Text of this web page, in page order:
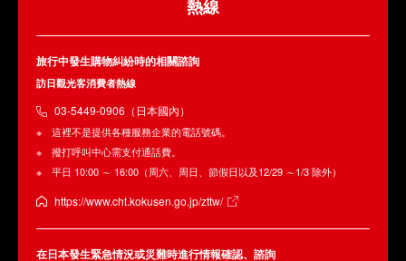
熱線
旅行中發生購物糾紛時的相關諮詢
訪日觀光客消費者熱線
03-5449-0906（日本國內）
這裡不是提供各種服務企業的電話號碼。
撥打呼叫中心需支付通話費。
平日 10:00 ～ 16:00（周六、周日、節假日以及12/29 ～1/3 除外）
https://www.cht.kokusen.go.jp/zttw/
在日本發生緊急情況或災難時進行情報確認、諮詢